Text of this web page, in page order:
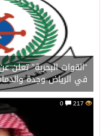
“القوات البحرية” تعلن
في الرياض وجدة
217